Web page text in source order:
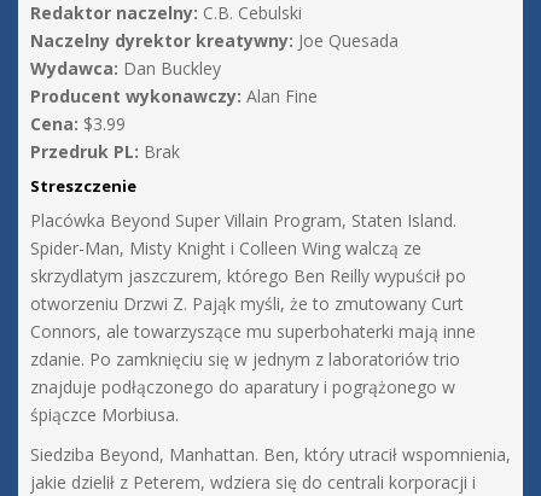
Redaktor naczelny: C.B. Cebulski
Naczelny dyrektor kreatywny: Joe Quesada
Wydawca: Dan Buckley
Producent wykonawczy: Alan Fine
Cena: $3.99
Przedruk PL: Brak
Streszczenie
Placówka Beyond Super Villain Program, Staten Island.
Spider-Man, Misty Knight i Colleen Wing walczą ze
skrzydlatym jaszczurem, którego Ben Reilly wypuścił po
otworzeniu Drzwi Z. Pająk myśli, że to zmutowany Curt
Connors, ale towarzyszące mu superbohaterki mają inne
zdanie. Po zamknięciu się w jednym z laboratoriów trio
znajduje podłączonego do aparatury i pogrążonego w
śpiączce Morbiusa.
Siedziba Beyond, Manhattan. Ben, który utracił wspomnienia,
jakie dzielił z Peterem, wdziera się do centrali korporacji i